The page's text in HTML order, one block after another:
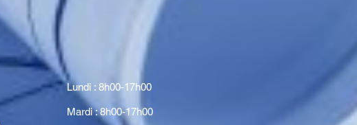
Lundi : 8h00-17h00
Mardi : 8h00-17h00